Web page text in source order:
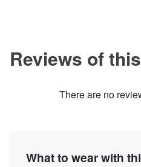
Reviews of
There are no
What to wear with